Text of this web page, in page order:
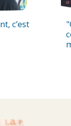
c’est